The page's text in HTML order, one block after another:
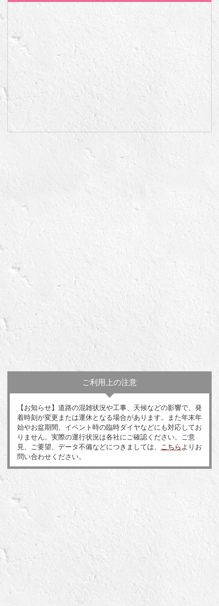
ご利用上の注意
【お知らせ】道路の混雑状況や工事、天候などの影響で、発
着時刻が変更または運休となる場合があります。また年末年
始やお盆期間、イベント時の臨時ダイヤなどにも対応してお
りません。実際の運行状況は各社にご確認ください。ご意
見、ご要望、データ不備などにつきましては、
こちら よりお
問い合わせください。